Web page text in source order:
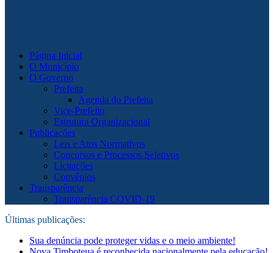
Página Inicial
O Município
O Governo
Prefeita
Agenda do Prefeita
Vice-Prefeito
Estrutura Organizacional
Publicações
Leis e Atos Normativos
Concursos e Processos Seletivos
Licitações
Convênios
Transparência
Transparência COVID-19
Últimas publicações:
Sua denúncia pode proteger vidas e o meio ambiente!